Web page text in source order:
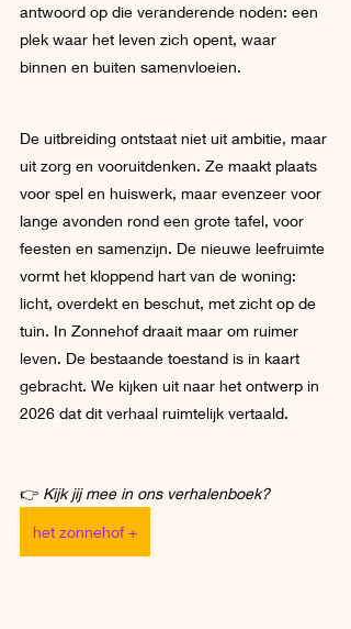
antwoord op die veranderende noden: een
plek waar het leven zich opent, waar
binnen en buiten samenvloeien.
De uitbreiding ontstaat niet uit ambitie, maar
uit zorg en vooruitdenken. Ze maakt plaats
voor spel en huiswerk, maar evenzeer voor
lange avonden rond een grote tafel, voor
feesten en samenzijn. De nieuwe leefruimte
vormt het kloppend hart van de woning:
licht, overdekt en beschut, met zicht op de
tuin. In Zonnehof draait maar om ruimer
leven. De bestaande toestand is in kaart
gebracht. We kijken uit naar het ontwerp in
2026 dat dit verhaal ruimtelijk vertaald.
👉 Kijk jij mee in ons verhalenboek?
het zonnehof +